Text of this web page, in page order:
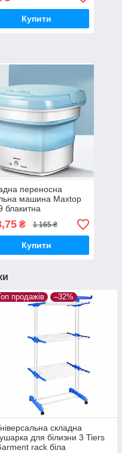
Купити
переносна
машина Maxtop
блакитна
₴ 1 165 ₴
Купити
продажів –32%
складна
для білизни 3 Tiers
rack біла